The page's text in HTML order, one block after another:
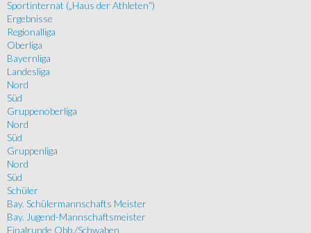
Sportinternat („Haus der Athleten“)
Ergebnisse
Regionalliga
Oberliga
Bayernliga
Landesliga
Nord
Süd
Gruppenoberliga
Nord
Süd
Gruppenliga
Nord
Süd
Schüler
Bay. Schülermannschafts Meister
Bay. Jugend-Mannschaftsmeister
Finalrunde Obb./Schwaben